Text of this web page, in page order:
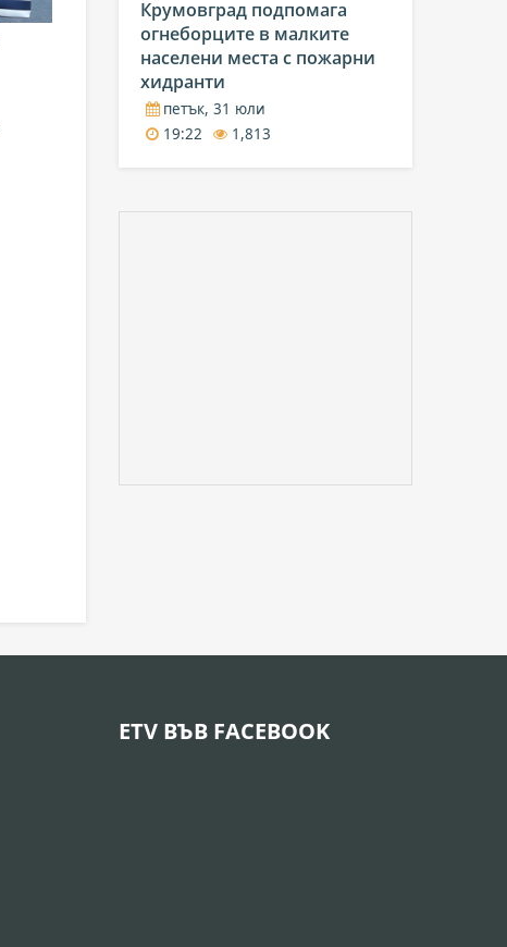
Крумовград подпомага
огнеборците в малките
населени места с пожарни
хидранти
петък, 31 юли
19:22
1,813
ETV ВЪВ FACEBOOK